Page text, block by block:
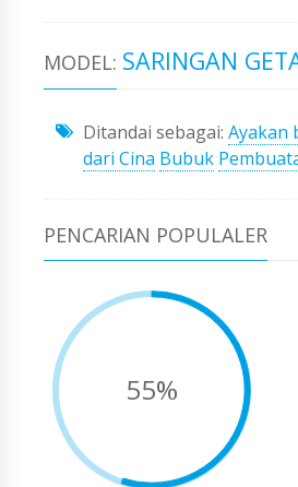
MODEL: SARINGAN
Ditandai sebagai: Ayakan
dari Cina Bubuk
PENCARIAN POPULALER
55%